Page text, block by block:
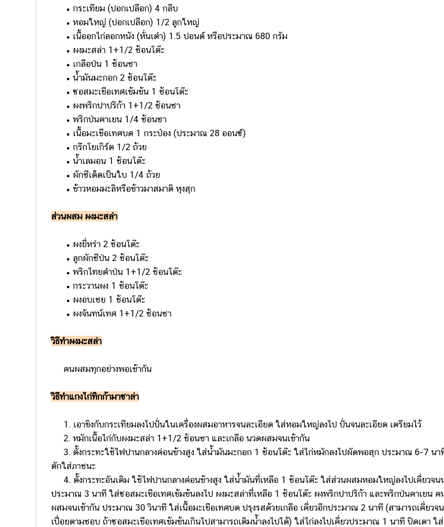
• กระเทียม (ปอกเปลือก) 4 กลีบ
• หอมใหญ่ (ปอกเปลือก) 1/2 ลูกใหญ่
• เนื้ออกไก่ลอกหนัง (หั่นเต๋า) 1.5 ปอนด์ หรือประมาณ 680 กรัม
• ผงมะสล่า 1+1/2 ช้อนโต๊ะ
• เกลือป่น 1 ช้อนชา
• น้ำมันมะกอก 2 ช้อนโต๊ะ
• ซอสมะเขือเทศเข้มข้น 1 ช้อนโต๊ะ
• ผงพริกปาปริก้า 1+1/2 ช้อนชา
• พริกป่นคาเยน 1/4 ช้อนชา
• เนื้อมะเขือเทศบด 1 กระป๋อง (ประมาณ 28 ออนซ์)
• กรีกโยเกิร์ต 1/2 ถ้วย
• น้ำเลมอน 1 ช้อนโต๊ะ
• ผักชีเด็ดเป็นใบ 1/4 ถ้วย
• ข้าวหอมมะลิหรือข้าวมาสมาติ หุงสุก
ส่วนผสม ผงมะสล่า
• ผงยี่หร่า 2 ช้อนโต๊ะ
• ลูกผักชีป่น 2 ช้อนโต๊ะ
• พริกไทยดำป่น 1+1/2 ช้อนโต๊ะ
• กระวานผง 1 ช้อนโต๊ะ
• ผงอบเชย 1 ช้อนโต๊ะ
• ผงจันทน์เทศ 1+1/2 ช้อนชา
วิธีทำผงมะสล่า
คนผสมทุกอย่างพอเข้ากัน
วิธีทำแกงไก่ทิกก้ามาซาล่า
1. เอาขิงกับกระเทียมลงไปปั่นในเครื่องผสมอาหารจนละเอียด ใส่หอมใหญ่ลงไป ปั่นจนละเอียด เตรียมไว้
2. หมักเนื้อไก่กับผงมะสล่า 1+1/2 ช้อนชา และเกลือ นวดผสมจนเข้ากัน
3. ตั้งกระทะใช้ไฟปานกลางค่อนข้างสูง ใส่น้ำมันมะกอก 1 ช้อนโต๊ะ ใส่ไก่หมักลงไปผัดพอสุก ประมาณ 6-7 นา
ตักใส่ภาชนะ
4. ตั้งกระทะอันเดิม ใช้ไฟปานกลางค่อนข้างสูง ใส่น้ำมันที่เหลือ 1 ช้อนโต๊ะ ใส่ส่วนผสมหอมใหญ่ลงไปเคี่ยวจน
ประมาณ 3 นาที ใส่ซอสมะเขือเทศเข้มข้นลงไป ผงมะสล่าที่เหลือ 1 ช้อนโต๊ะ ผงพริกปาปริก้า และพริกป่นคาเยน ค
ผสมจนเข้ากัน ประมาณ 30 วินาที ใส่เนื้อมะเขือเทศบด ปรุงรสด้วยเกลือ เคี่ยวอีกประมาณ 2 นาที (สามารถเคี่ยวจน
เปื่อยตามชอบ ถ้าซอสมะเขือเทศเข้มข้นเกินไปสามารถเติมน้ำลงไปได้) ใส่ไก่ลงไปเคี่ยวประมาณ 1 นาที ปิดเตา ใส่